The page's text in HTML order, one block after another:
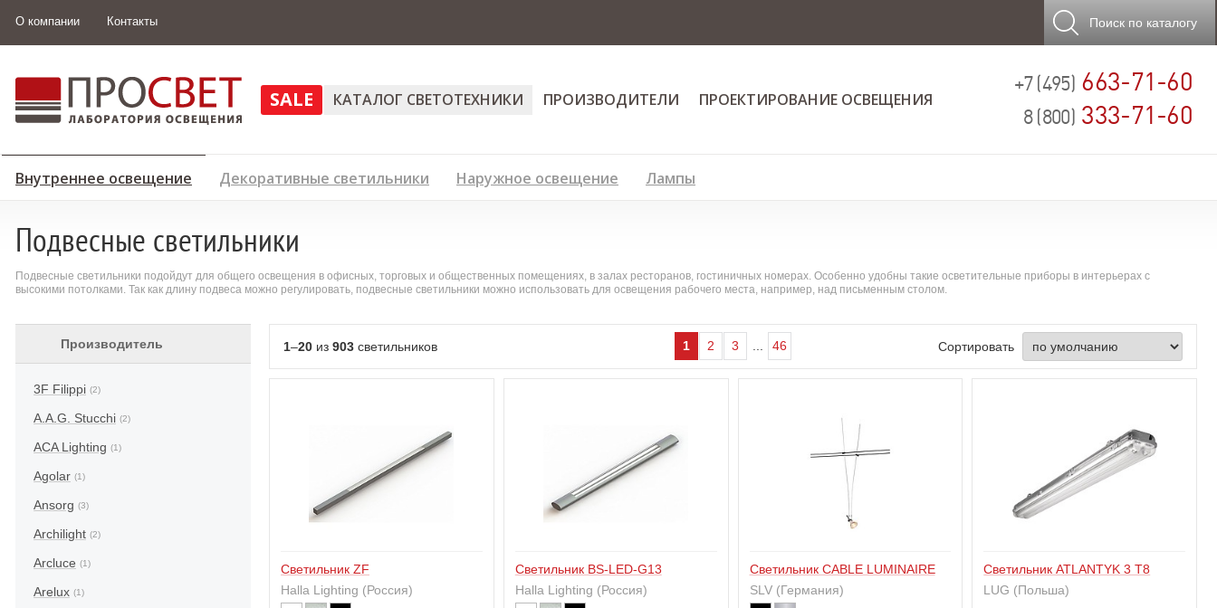
О компании Контакты Поиск по каталогу
+7 (495) 663-71-60
8 (800) 333-71-60
SALE КАТАЛОГ СВЕТОТЕХНИКИ ПРОИЗВОДИТЕЛИ ПРОЕКТИРОВАНИЕ ОСВЕЩЕНИЯ
Внутреннее освещение Декоративные светильники Наружное освещение Лампы
Подвесные светильники
Подвесные светильники подойдут для общего освещения в офисных, торговых и общественных помещениях, в залах ресторанов, гостиничных номерах. Особенно удобны такие осветительные приборы в интерьерах с
высокими потолками. Так как длину подвеса можно регулировать, подвесные светильники можно использовать для освещения рабочего места, например, над письменным столом.
1–20 из 903 светильников Сортировать
1 2 3 46
Светильник ZF
Halla Lighting (Россия)
Светильник BS-LED-G13
Halla Lighting (Россия)
Светильник CABLE LUMINAIRE
SLV (Германия)
Светильник ATLANTYK 3 T8
LUG (Польша)
Производитель
3F Filippi (2)
A.A.G. Stucchi (2)
ACA Lighting (1)
Agolar (1)
Ansorg (3)
Archilight (2)
Arcluce (1)
Arelux (1)